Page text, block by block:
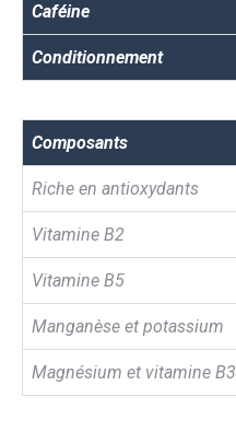
Caféine
Conditionnement
Composants
Riche en antioxydants
Vitamine B2
Vitamine B5
Manganèse et potassium
Magnésium et vitamine B3